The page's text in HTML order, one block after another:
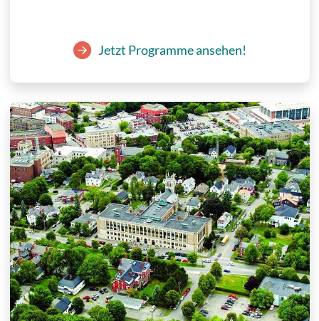
Jetzt Programme ansehen!